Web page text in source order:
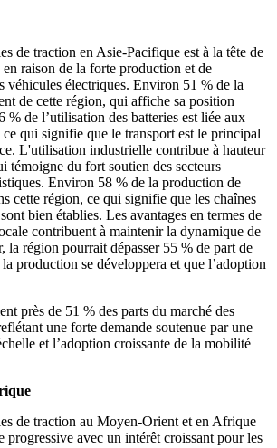
de traction en Asie-Pacifique est à la tête de
raison de la forte production et de
véhicules électriques. Environ 51 % de la
de cette région, qui affiche sa position
% de l’utilisation des batteries est liée aux
qui signifie que le transport est le principal
L'utilisation industrielle contribue à hauteur
témoigne du fort soutien des secteurs
Environ 58 % de la production de
cette région, ce qui signifie que les chaînes
bien établies. Les avantages en termes de
contribuent à maintenir la dynamique de
la région pourrait dépasser 55 % de part de
production se développera et que l’adoption
près de 51 % des parts du marché des
une forte demande soutenue par une
et l’adoption croissante de la mobilité
de traction au Moyen-Orient et en Afrique
progressive avec un intérêt croissant pour les